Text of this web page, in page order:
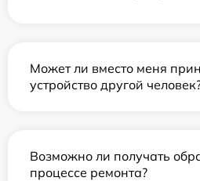
Может ли вместо меня
устройство другой
Возможно ли получать
процессе ремонта?